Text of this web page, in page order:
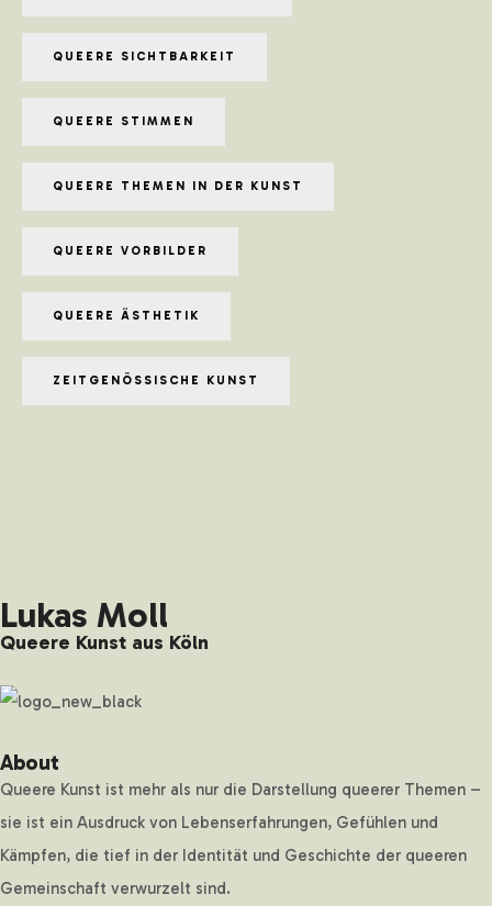
QUEERE SICHTBARKEIT
QUEERE STIMMEN
QUEERE THEMEN IN DER KUNST
QUEERE VORBILDER
QUEERE ÄSTHETIK
ZEITGENÖSSISCHE KUNST
Lukas Moll
Queere Kunst aus Köln
About
Queere Kunst ist mehr als nur die Darstellung queerer Themen –
sie ist ein Ausdruck von Lebenserfahrungen, Gefühlen und
Kämpfen, die tief in der Identität und Geschichte der queeren
Gemeinschaft verwurzelt sind.